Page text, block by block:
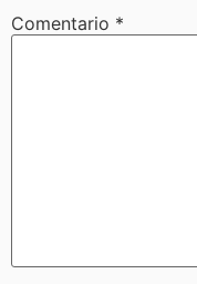
Comentario *